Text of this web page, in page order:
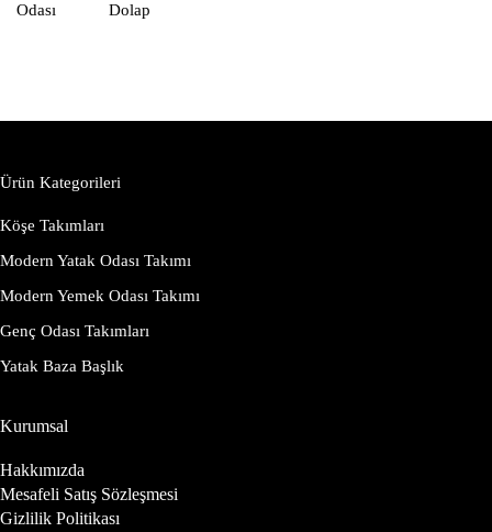
Odası
Dolap
Ürün Kategorileri
Köşe Takımları
Modern Yatak Odası Takımı
Modern Yemek Odası Takımı
Genç Odası Takımları
Yatak Baza Başlık
Kurumsal
Hakkımızda
Mesafeli Satış Sözleşmesi
Gizlilik Politikası